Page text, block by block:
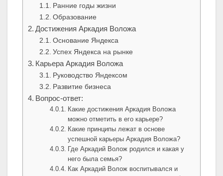
Ранние годы жизни
Образование
Достижения Аркадия Воложа
Основание Яндекса
Успех Яндекса на рынке
Карьера Аркадия Воложа
Руководство Яндексом
Развитие бизнеса
Вопрос-ответ:
Какие достижения Аркадия Воложа
можно отметить в его карьере?
Какие принципы лежат в основе
успешной карьеры Аркадия Воложа?
Где Аркадий Волож родился и какая у
него была семья?
Как Аркадий Волож воспитывался и